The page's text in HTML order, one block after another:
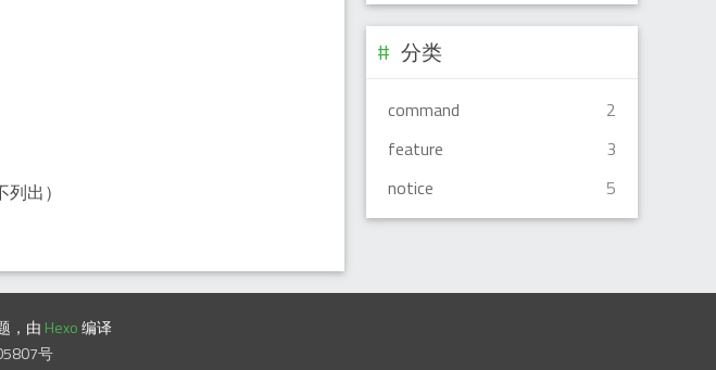
出）
分类
command
2
feature
3
notice
5
，由 Hexo编译
号